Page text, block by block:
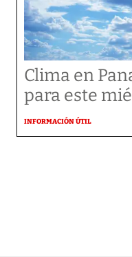
Clima en
para este
INFORMACIÓN ÚTIL